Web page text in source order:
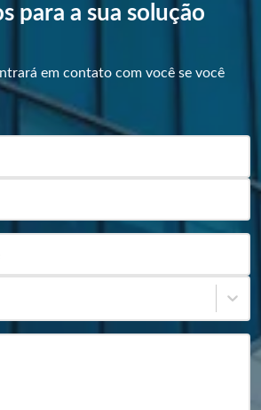
para a sua solução
em contato com você se você